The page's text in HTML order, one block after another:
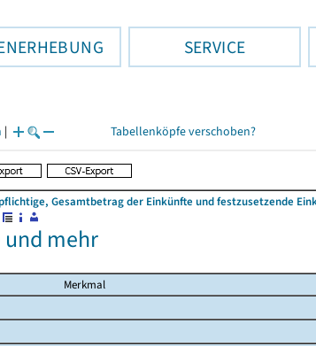
SERVICE
| Tabellenköpfe verschoben?
Gesamtbetrag der Einkünfte und festzusetzende
und mehr
Merkmal